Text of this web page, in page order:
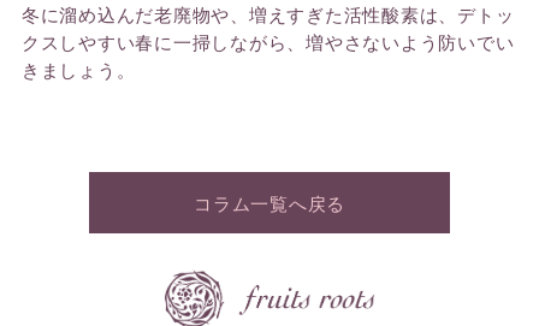
冬に溜め込んだ老廃物や、増えすぎた活性酸素は、デトッ
クスしやすい春に一掃しながら、増やさないよう防いでい
きましょう。
コラム一覧へ戻る